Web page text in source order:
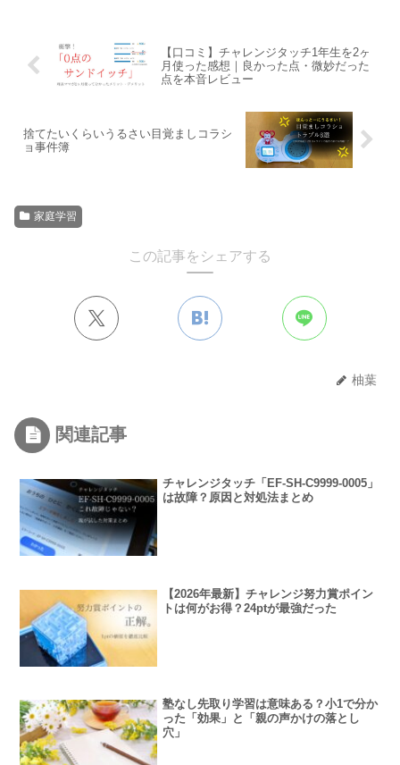
【口コミ】チャレンジタッチ1年生を2ヶ
月使った感想｜良かった点・微妙だった
点を本音レビュー
捨てたいくらいうるさい目覚ましコラシ
ョ事件簿
家庭学習
この記事をシェアする
柚葉
関連記事
チャレンジタッチ「EF-SH-C9999-0005」
は故障？原因と対処法まとめ
【2026年最新】チャレンジ努力賞ポイン
トは何がお得？24ptが最強だった
塾なし先取り学習は意味ある？小1で分か
った「効果」と「親の声かけの落とし
穴」